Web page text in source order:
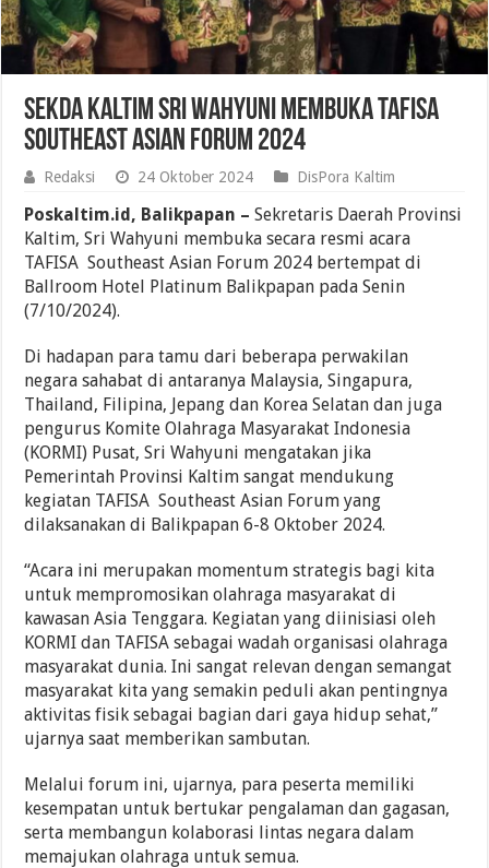
Sekda Kaltim Sri Wahyuni Membuka TAFISA
Southeast Asian Forum 2024
Redaksi 24 Oktober 2024 DisPora Kaltim
Poskaltim.id, Balikpapan – Sekretaris Daerah Provinsi
Kaltim, Sri Wahyuni membuka secara resmi acara
TAFISA Southeast Asian Forum 2024 bertempat di
Ballroom Hotel Platinum Balikpapan pada Senin
(7/10/2024).
Di hadapan para tamu dari beberapa perwakilan
negara sahabat di antaranya Malaysia, Singapura,
Thailand, Filipina, Jepang dan Korea Selatan dan juga
pengurus Komite Olahraga Masyarakat Indonesia
(KORMI) Pusat, Sri Wahyuni mengatakan jika
Pemerintah Provinsi Kaltim sangat mendukung
kegiatan TAFISA Southeast Asian Forum yang
dilaksanakan di Balikpapan 6-8 Oktober 2024.
“Acara ini merupakan momentum strategis bagi kita
untuk mempromosikan olahraga masyarakat di
kawasan Asia Tenggara. Kegiatan yang diinisiasi oleh
KORMI dan TAFISA sebagai wadah organisasi olahraga
masyarakat dunia. Ini sangat relevan dengan semangat
masyarakat kita yang semakin peduli akan pentingnya
aktivitas fisik sebagai bagian dari gaya hidup sehat,”
ujarnya saat memberikan sambutan.
Melalui forum ini, ujarnya, para peserta memiliki
kesempatan untuk bertukar pengalaman dan gagasan,
serta membangun kolaborasi lintas negara dalam
memajukan olahraga untuk semua.